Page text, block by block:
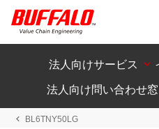
法人向けサービス
法人向け問い合わせ
BL6TNY50LG